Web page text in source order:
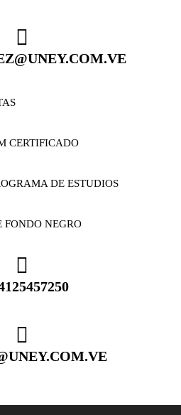
CERTIFICADO
DE ESTUDIOS
FONDO NEGRO